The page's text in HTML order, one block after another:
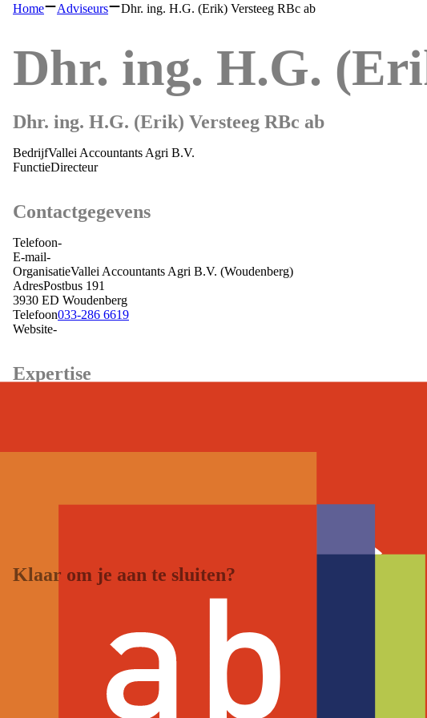
Home Adviseurs Dhr. ing. H.G. (Erik) Versteeg RBc ab
Dhr. ing. H.G.
Dhr. ing. H.G. (Erik) Versteeg RBc ab
BedrijfVallei Accountants Agri B.V.
FunctieDirecteur
Contactgegevens
Telefoon-
E-mail-
OrganisatieVallei Accountants Agri B.V. (Woudenberg)
AdresPostbus 191
3930 ED Woudenberg
Telefoon033-286 6619
Website-
Expertise
Grondgebonden veehouderij: Geitenhouderij, Grondgebonden
Opfok, Intensieve veehouderij: Pluimveehouderij, Intensieve veehouderij:
Bedrijfsbegeleiding, Bedrijfsontwikkeling, strategisch
Klaar om je aan te sluiten?
Word onderdeel van het grootste netwerk van agrarische adviseurs en coaches in
Waarom lid worden?